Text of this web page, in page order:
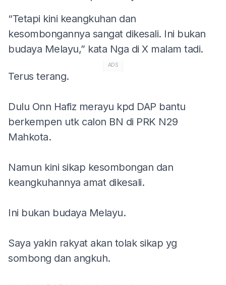
“Tetapi kini keangkuhan dan
kesombongannya sangat dikesali. Ini bukan
budaya Melayu,” kata Nga di X malam tadi.
ADS
Terus terang.
Dulu Onn Hafiz merayu kpd DAP bantu
berkempen utk calon BN di PRK N29
Mahkota.
Namun kini sikap kesombongan dan
keangkuhannya amat dikesali.
Ini bukan budaya Melayu.
Saya yakin rakyat akan tolak sikap yg
sombong dan angkuh.